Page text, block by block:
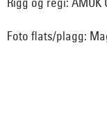
Foto flats/plagg: